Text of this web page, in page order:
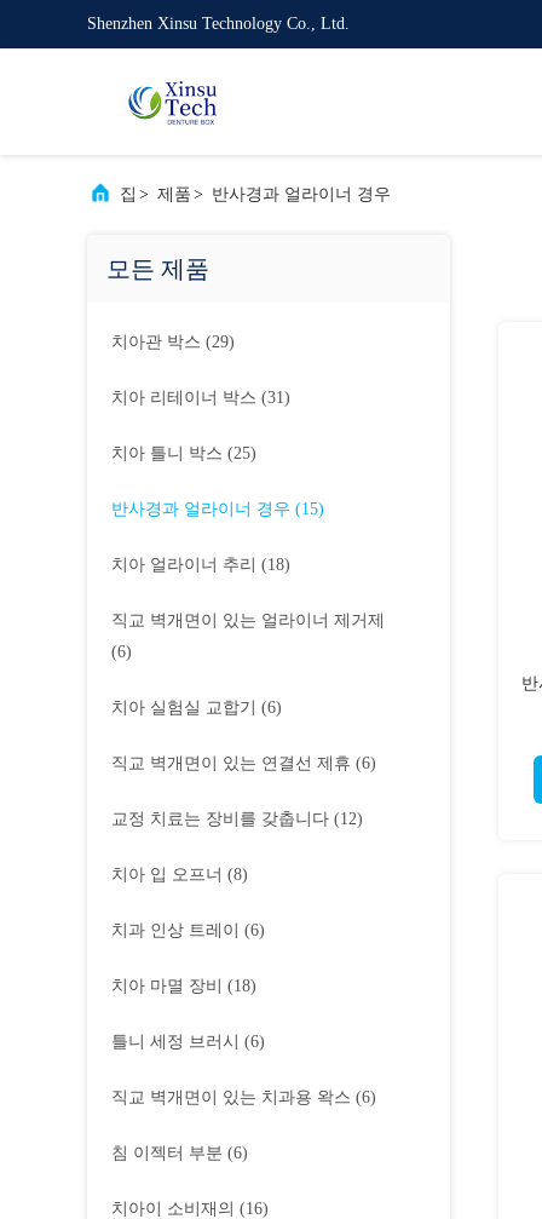
Shenzhen Xinsu Technology Co., Ltd.
집 > 제품 > 반사경과 얼라이너 경우
모든 제품
치아관 박스 (29)
치아 리테이너 박스 (31)
치아 틀니 박스 (25)
반사경과 얼라이너 경우 (15)
치아 얼라이너 추리 (18)
직교 벽개면이 있는 얼라이너 제거제
(6)
치아 실험실 교합기 (6)
직교 벽개면이 있는 연결선 제휴 (6)
교정 치료는 장비를 갖춥니다 (12)
치아 입 오프너 (8)
치과 인상 트레이 (6)
치아 마멸 장비 (18)
틀니 세정 브러시 (6)
직교 벽개면이 있는 치과용 왁스 (6)
침 이젝터 부분 (6)
치아이 소비재의 (16)